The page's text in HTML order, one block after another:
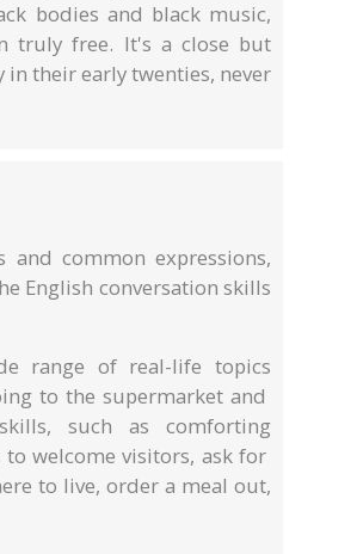
bodies and black music,
truly free. It's a close but
their early twenties, never
common expressions,
English conversation skills
range of real-life topics
to the supermarket and
such as comforting
welcome visitors, ask for
to live, order a meal out,